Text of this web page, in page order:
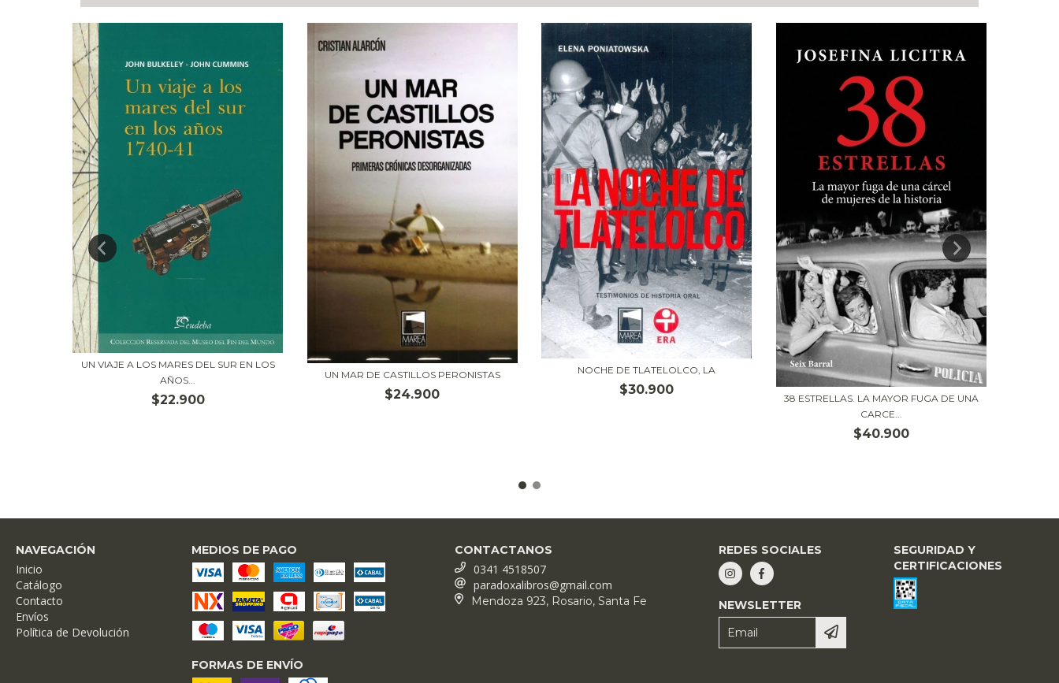
UN VIAJE A LOS MARES DEL SUR EN LOS
AÑOS...
$22.900
UN MAR DE CASTILLOS PERONISTAS
$24.900
NOCHE DE TLATELOLCO, LA
$30.900
38 ESTRELLAS. LA MAYOR FUGA DE UNA
CARCE...
$40.900
NAVEGACIÓN
Inicio
Catálogo
Contacto
Envíos
Política de Devolución
MEDIOS DE PAGO
FORMAS DE ENVÍO
CONTACTANOS
0341 4518507
paradoxalibros@gmail.com
Mendoza 923, Rosario, Santa Fe
REDES SOCIALES
NEWSLETTER
SEGURIDAD Y
CERTIFICACIONES